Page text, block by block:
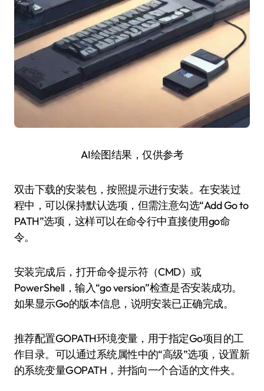
AI绘图结果，仅供参考
双击下载的安装包，按照提示进行安装。在安装过
程中，可以保持默认选项，但需注意勾选“Add Go to
PATH”选项，这样可以在命令行中直接使用go命
令。
安装完成后，打开命令提示符（CMD）或
PowerShell，输入“go version”检查是否安装成功。
如果显示Go的版本信息，说明安装已正确完成。
推荐配置GOPATH环境变量，用于指定Go项目的工
作目录。可以通过系统属性中的“高级”选项，设置新
的系统变量GOPATH，并指向一个合适的文件夹。